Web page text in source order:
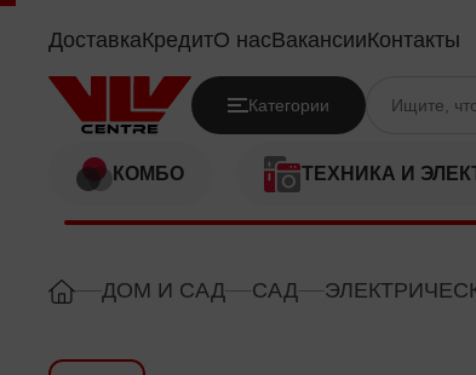
HUTER ELS2000
ДоставкаКредитО насВакансииКонтакты
Категории
КОМБО ТЕХНИКА И
ДОМ И САД САД